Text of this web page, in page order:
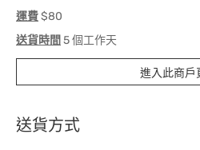
運費$80
送貨時間 5 個工作天
進入此商戶
送貨方式